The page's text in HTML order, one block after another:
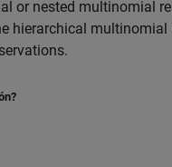
or nested multinomial
hierarchical multinomial